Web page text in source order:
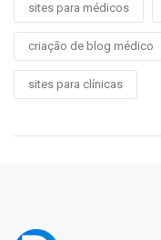
sites para médicos
criação de blog médico
sites para clínicas